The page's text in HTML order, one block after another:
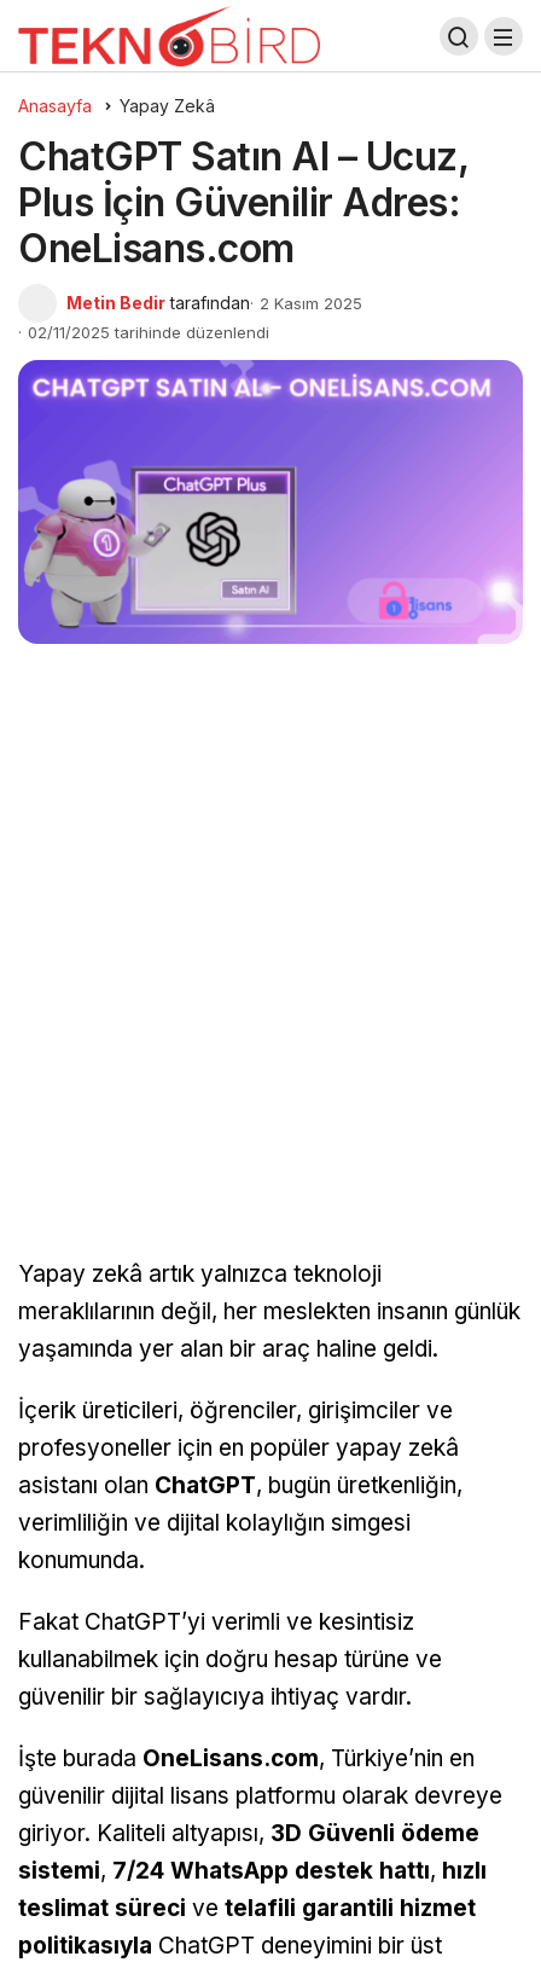
Anasayfa Yapay Zekâ
ChatGPT Satın Al – Ucuz,
Plus İçin Güvenilir Adres:
OneLisans.com
Metin Bedir tarafından
2 Kasım 2025
02/11/2025 tarihinde düzenlendi
Yapay zekâ artık yalnızca teknoloji
meraklılarının değil, her meslekten insanın günlük
yaşamında yer alan bir araç haline geldi.
İçerik üreticileri, öğrenciler, girişimciler ve
profesyoneller için en popüler yapay zekâ
asistanı olan ChatGPT, bugün üretkenliğin,
verimliliğin ve dijital kolaylığın simgesi
konumunda.
Fakat ChatGPT’yi verimli ve kesintisiz
kullanabilmek için doğru hesap türüne ve
güvenilir bir sağlayıcıya ihtiyaç vardır.
İşte burada OneLisans.com, Türkiye’nin en
güvenilir dijital lisans platformu olarak devreye
giriyor. Kaliteli altyapısı, 3D Güvenli ödeme
sistemi, 7/24 WhatsApp destek hattı, hızlı
teslimat süreci ve telafili garantili hizmet
politikasıyla ChatGPT deneyimini bir üst